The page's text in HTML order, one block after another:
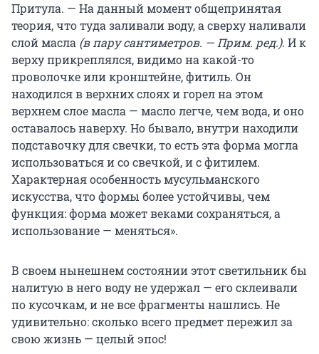
Притула. — На данный момент общепринятая
теория, что туда заливали воду, а сверху наливали
слой масла (в пару сантиметров. — Прим. ред.). И к
верху прикреплялся, видимо на какой-то
проволочке или кронштейне, фитиль. Он
находился в верхних слоях и горел на этом
верхнем слое масла — масло легче, чем вода, и оно
оставалось наверху. Но бывало, внутри находили
подставочку для свечки, то есть эта форма могла
использоваться и со свечкой, и с фитилем.
Характерная особенность мусульманского
искусства, что формы более устойчивы, чем
функция: форма может веками сохраняться, а
использование — меняться».
В своем нынешнем состоянии этот светильник бы
налитую в него воду не удержал — его склеивали
по кусочкам, и не все фрагменты нашлись. Не
удивительно: сколько всего предмет пережил за
свою жизнь — целый эпос!